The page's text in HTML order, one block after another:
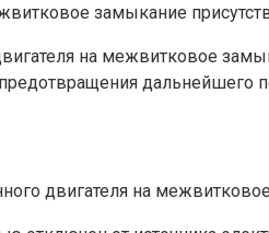
замыкание
на межвитковое
дальнейшего
двигателя на